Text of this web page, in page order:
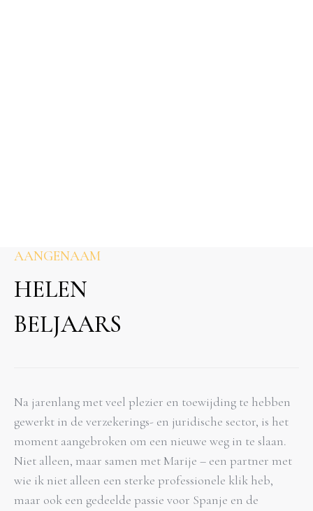
AANGENAAM
HELEN
BELJAARS
Na jarenlang met veel plezier en toewijding te hebben
gewerkt in de verzekerings- en juridische sector, is het
moment aangebroken om een nieuwe weg in te slaan.
Niet alleen, maar samen met Marije – een partner met
wie ik niet alleen een sterke professionele klik heb,
maar ook een gedeelde passie voor Spanje en de